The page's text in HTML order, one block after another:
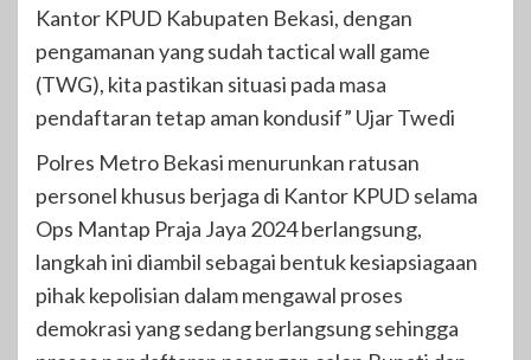
Kantor KPUD Kabupaten Bekasi, dengan
pengamanan yang sudah tactical wall game
(TWG), kita pastikan situasi pada masa
pendaftaran tetap aman kondusif” Ujar Twedi
Polres Metro Bekasi menurunkan ratusan
personel khusus berjaga di Kantor KPUD selama
Ops Mantap Praja Jaya 2024 berlangsung,
langkah ini diambil sebagai bentuk kesiapsiagaan
pihak kepolisian dalam mengawal proses
demokrasi yang sedang berlangsung sehingga